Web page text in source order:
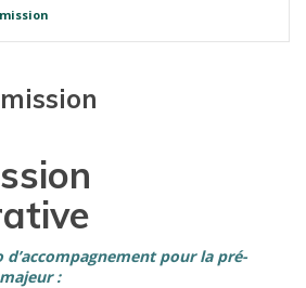
pour la pré-
: